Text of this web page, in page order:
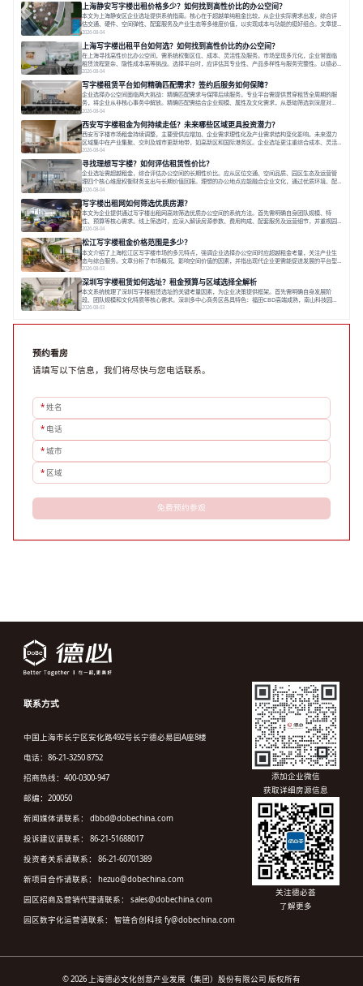
上海静安写字楼出租价格多少？如何找到高性价比的办公空间？
本文为上海静安区企业选址提供系统指南。核心在于超越单纯租金比较，从企业实际需求出发，综合评
估交通、硬件、空间弹性、配套服务及产业生态等多维度价值，以实现成本与功能的挺好组合。文章提
出打破固定工位思维，采用精装灵活空间与共享配套以提升性价比，并通过不同规模企业的实际案例加
以说明。之后指出，专业运营服务商提供的稳定环境、社群活动与产业集聚等增值服务，是很大化空间
价值、助力企业成长的关键。对于许多在
2026-08-04
上海写字楼出租平台如何选？如何找到高性价比的办公空间？
在上海寻找高性价比办公空间，需系统权衡区位、成本、灵活性及服务。市场呈现多元化，企业常面临
租赁流程复杂、隐性成本高等挑战。选择平台时，应评估其专业性、产品多样性与服务完整性。以德必
为例，其提供从空间到生态的解决方案，通过特色园区、灵活产品和丰富配套，满足不同企业需求。企
业应明确自身需求，实地考察，选择能支持长期发展、提升竞争力的办公空间。在上海寻找合适的办公
空间，对于企业行政负责人、中小企业主
2026-08-04
写字楼租赁平台如何精确匹配需求？签约后服务如何保障？
企业选择办公空间面临两大挑战：精确匹配需求与保障后续服务。专业平台需提供贯穿租赁全周期的服
务，将企业从非核心事务中解放。精确匹配需结合企业规模、属性及文化需求，从基础筛选到深度对
接；签约后则需构建覆盖硬件运维、共享配套及专业物业的全周期保障体系。德必集团通过标准化服务
与个性化运营结合，以全国布局和产业生态圈为企业提供稳定支持，体现了从信息撮合到深度服务的能
力转变。在为企业寻找办公空间的过程中，
2026-08-04
西安写字楼租金为何持续走低？未来哪些区域更具投资潜力？
西安写字楼市场租金持续调整，主要受供应增加、企业需求理性化及产业需求结构变化影响。未来潜力
区域集中在产业集聚、交利及城市更新地带，如高新区和国际港务区。企业选址更注重综合成本、灵活
性与员工体验，倾向于提供全包式服务的办公空间。专业运营方通过空间优化与社群服务，助力企业成
长，推动市场向多元化、高性价比方向发展。近年来，西安写字楼市场呈现出租金持续调整的态势，这
一现象引发了的广泛关注。作为西部重要
2026-08-04
寻找理想写字楼？如何评估租赁性价比？
企业选址需超越租金，综合评估办公空间的长期性价比。应从区位交通、空间品质、园区生态及运营管
理四个核心维度权衡财务支出与长期价值回报。理想的办公地点应能融合企业文化，通过优质环境、配
套服务及社群资源赋能业务增长，实现成本与价值的平衡。对于许多正在成长或寻求稳定发展的企业而
言，寻找一处合适的办公空间是一项至关重要的决策。这不仅关系到团队的日常工作效率与协作氛围，
更直接影响着企业的品牌形象、运营成本
2026-08-04
写字楼出租网如何筛选优质房源？
本文为企业提供通过写字楼出租网高效筛选优质办公空间的系统方法。首先需明确自身团队规模、特
性、预算等核心需求。线上筛选时，应深入解读房源参数、费用构成、配套服务及运营细节，并重视园
区产业生态与交通区位价值。同时，需考察运营方的品牌背景与持续服务能力。完成线上初选后，必须
进行线下实地验证，核对空间实景、测试设施、感受园区氛围并确认合同条款，从而做出精确决策。在
数字化时代，写字楼出租网已成为企业寻找
2026-08-04
松江写字楼租金价格范围是多少？
本文介绍了上海松江区写字楼市场的多元特点，强调企业选择办公空间时应超越租金考量，关注产业生
态与综合服务。文章分析了市场概况、影响空间价值的因素，并指出现代企业更需能促进发展的平台型
空间。之后，以德必集团为例，说明运营方如何通过构建服务生态助力企业成长，建议企业系统评估需
求与长期价值，选择匹配的发展载体。对于许多寻求在上海松江区设立或扩展办公空间的企业而言，了
解该区域的写字楼市场概况是决策的首先
2026-08-03
深圳写字楼租赁如何选址？租金预算与区域选择全解析
本文系统梳理了深圳写字楼租赁选址的关键考量因素，为企业决策提供框架。首先需明确自身发展阶
段、团队规模和文化特质等核心需求。深圳多中心商务区各具特色：福田CBD高端成熟，南山科技园创
新活力强，前海具政策优势。除传统写字楼外，创意产业园注重生态与社群，适合文创、科技类企业。
款。选址是综合性战略决策，旨在让办公
2026-08-03
预约看房
请填写以下信息，我们将尽快与您电话联系。
*姓名
* 电话
*城市
* 区域
免费预约参观
联系方式
中国上海市长宁区安化路492号长宁德必易园A座8楼
电话：86-21-3250 8752
招商热线：400-0300-947
邮编：200050
新闻媒体请联系： dbbd@dobechina.com
投诉建议请联系： 86-21-51688017
投资者关系请联系： 86-21-60701389
新项目合作请联系： hezuo@dobechina.com
园区招商及营销代理请联系： sales@dobechina.com
园区数字化运营请联系： 智链合创科技 fy@dobechina.com
添加企业微信
获取详细房源信息
关注德必荟
了解更多
© 2026 上海德必文化创意产业发展（集团）股份有限公司 版权所有